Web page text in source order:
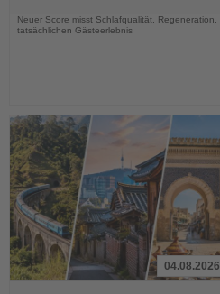
Neuer Score misst Schlafqualität,
tatsächlichen Gästeerlebnis
04.08.2026